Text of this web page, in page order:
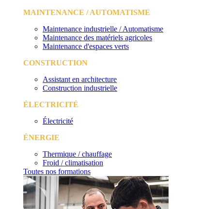
MAINTENANCE / AUTOMATISME
Maintenance industrielle / Automatisme
Maintenance des matériels agricoles
Maintenance d'espaces verts
CONSTRUCTION
Assistant en architecture
Construction industrielle
ÉLECTRICITÉ
Électricité
ÉNERGIE
Thermique / chauffage
Froid / climatisation
Toutes nos formations